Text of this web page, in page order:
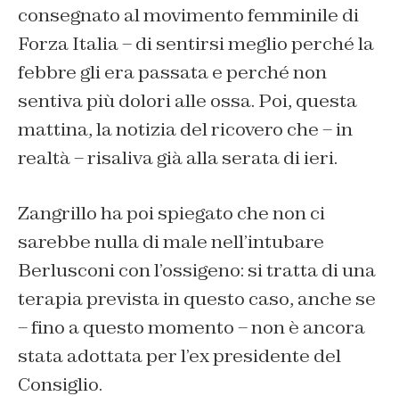
consegnato al movimento femminile di
Forza Italia – di sentirsi meglio perché la
febbre gli era passata e perché non
sentiva più dolori alle ossa. Poi, questa
mattina, la notizia del ricovero che – in
realtà – risaliva già alla serata di ieri.
Zangrillo ha poi spiegato che non ci
sarebbe nulla di male nell’intubare
Berlusconi con l’ossigeno: si tratta di una
terapia prevista in questo caso, anche se
– fino a questo momento – non è ancora
stata adottata per l’ex presidente del
Consiglio.